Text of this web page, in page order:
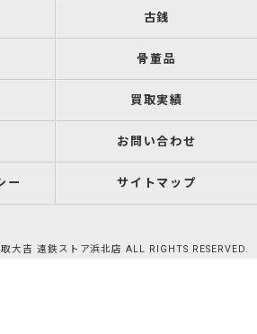
古銭
骨董品
買取実績
お問い合わせ
ー サイトマップ
吉 遠鉄ストア浜北店 ALL RIGHTS RESERVED.